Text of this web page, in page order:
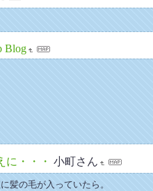
Blog
・・・ 小町さん
髪の毛が入っていたら。